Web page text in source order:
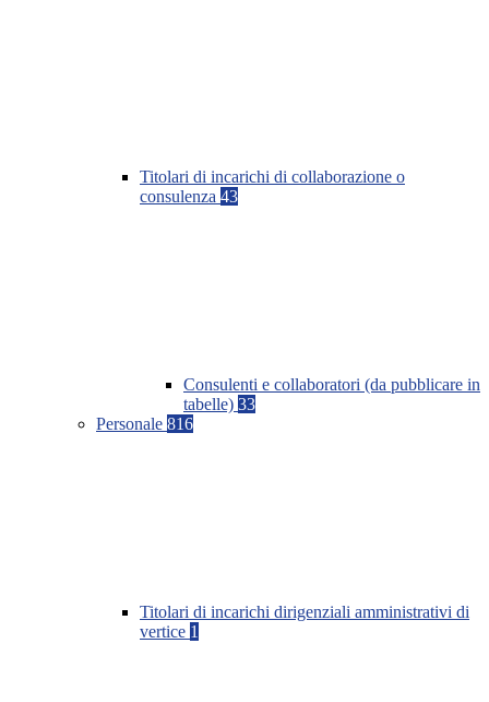
Titolari di incarichi di collaborazione o
consulenza 43
Consulenti e collaboratori (da pubblicare in
tabelle) 33
Personale 816
Titolari di incarichi dirigenziali amministrativi di
vertice 1